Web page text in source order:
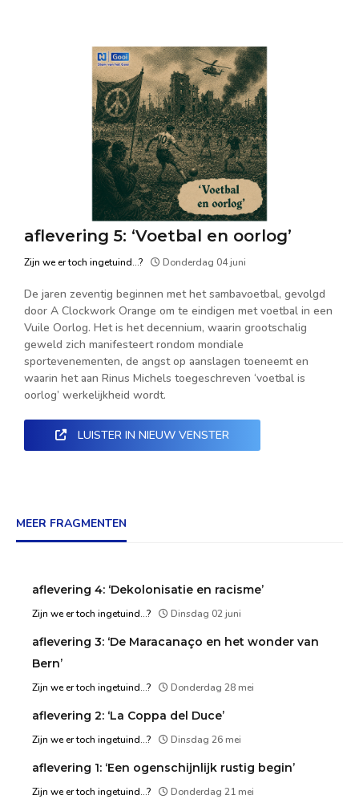
aflevering 5: ‘Voetbal en oorlog’
Zijn we er toch ingetuind...? Donderdag 04 juni
De jaren zeventig beginnen met het sambavoetbal, gevolgd
door A Clockwork Orange om te eindigen met voetbal in een
Vuile Oorlog. Het is het decennium, waarin grootschalig
geweld zich manifesteert rondom mondiale
sportevenementen, de angst op aanslagen toeneemt en
waarin het aan Rinus Michels toegeschreven ‘voetbal is
oorlog’ werkelijkheid wordt.
LUISTER IN NIEUW VENSTER
MEER FRAGMENTEN
aflevering 4: ‘Dekolonisatie en racisme’
Zijn we er toch ingetuind...? Dinsdag 02 juni
aflevering 3: ‘De Maracanaço en het wonder van
Bern’
Zijn we er toch ingetuind...? Donderdag 28 mei
aflevering 2: ‘La Coppa del Duce’
Zijn we er toch ingetuind...? Dinsdag 26 mei
aflevering 1: ‘Een ogenschijnlijk rustig begin’
Zijn we er toch ingetuind...? Donderdag 21 mei